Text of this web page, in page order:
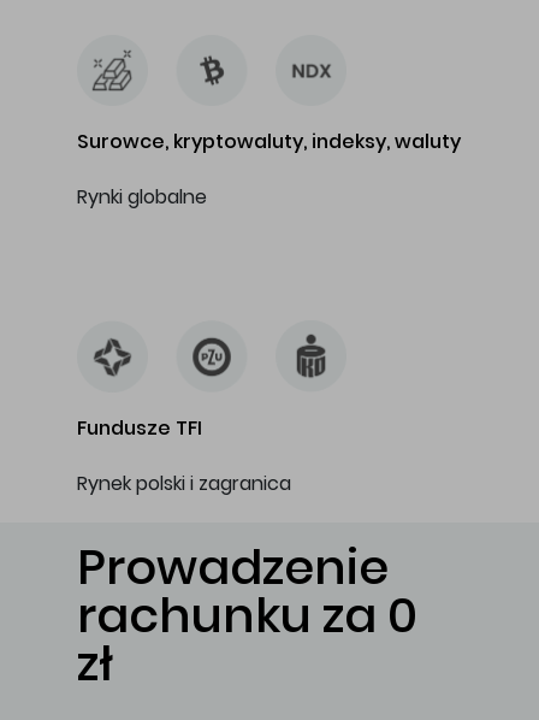
Surowce, kryptowaluty, indeksy, waluty
Rynki globalne
Fundusze TFI
Rynek polski i zagranica
Prowadzenie
rachunku za 0
zł